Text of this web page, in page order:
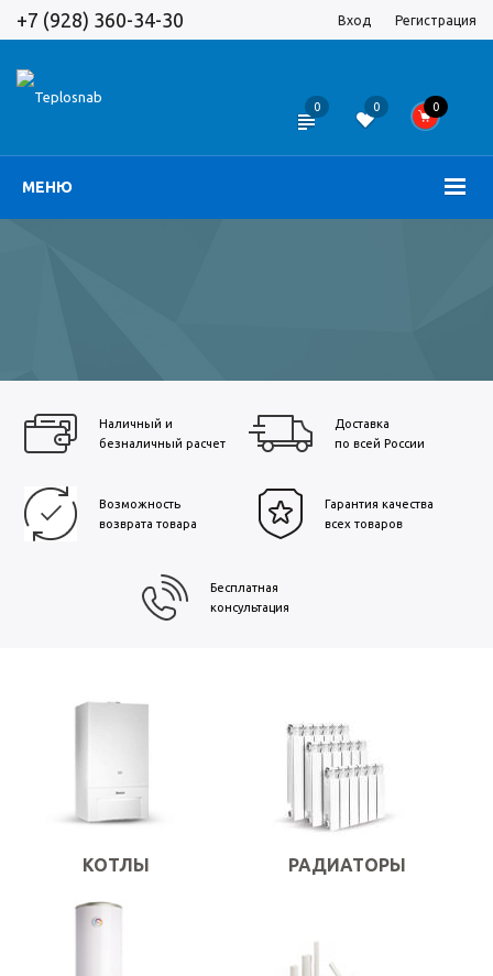
+7 (928) 360-34-30 Вход Регистрация
МЕНЮ
0 0 0
Наличный и
безналичный расчет
Доставка
по всей России
Возможность
возврата товара
Гарантия качества
всех товаров
Бесплатная
консультация
КОТЛЫ РАДИАТОРЫ